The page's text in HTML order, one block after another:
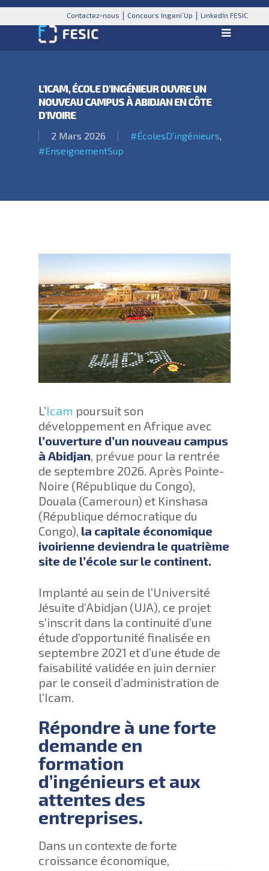
Contactez-nous Concours Ingeni’Up LinkedIn FESIC
L’ICAM, ÉCOLE D’INGÉNIEUR OUVRE UN
NOUVEAU CAMPUS À ABIDJAN EN CÔTE
D’IVOIRE
2 Mars 2026 #ÉcolesD’ingénieurs,
#EnseignementSup
L’Icam poursuit son
développement en Afrique avec
l’ouverture d’un nouveau campus
à Abidjan, prévue pour la rentrée
de septembre 2026. Après Pointe-
Noire (République du Congo),
Douala (Cameroun) et Kinshasa
(République démocratique du
Congo), la capitale économique
ivoirienne deviendra le quatrième
site de l’école sur le continent.
Implanté au sein de l’Université
Jésuite d’Abidjan (UJA), ce projet
s’inscrit dans la continuité d’une
étude d’opportunité finalisée en
septembre 2021 et d’une étude de
faisabilité validée en juin dernier
par le conseil d’administration de
l’Icam.
Répondre à une forte
demande en
formation
d’ingénieurs et aux
attentes des
entreprises.
Dans un contexte de forte
croissance économique,